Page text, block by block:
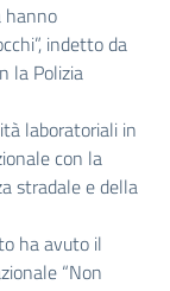
hanno
indetto da
la Polizia
laboratoriali in
con la
stradale e della
ha avuto il
“Non